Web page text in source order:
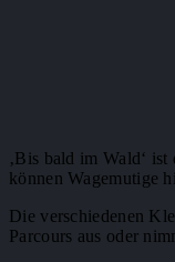
‚Bis bald im Wald‘
können Wagemutige
Die verschiedenen
Parcours aus oder